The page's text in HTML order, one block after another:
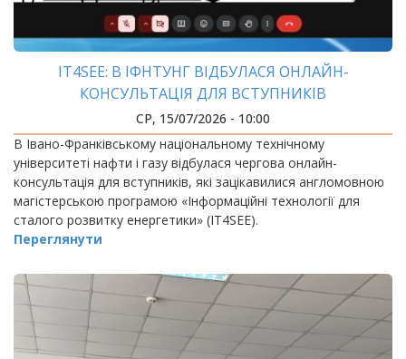
IT4SEE: В ІФНТУНГ ВІДБУЛАСЯ ОНЛАЙН-
КОНСУЛЬТАЦІЯ ДЛЯ ВСТУПНИКІВ
СР, 15/07/2026 - 10:00
В Івано-Франківському національному технічному
університеті нафти і газу відбулася чергова онлайн-
консультація для вступників, які зацікавилися англомовною
магістерською програмою «Інформаційні технології для
сталого розвитку енергетики» (IT4SEE).
Переглянути